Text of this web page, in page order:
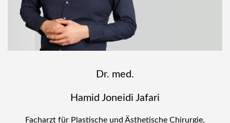
Dr. med.
Hamid Joneidi Jafari
Facharzt für Plastische und Ästhetische Chirurgie,